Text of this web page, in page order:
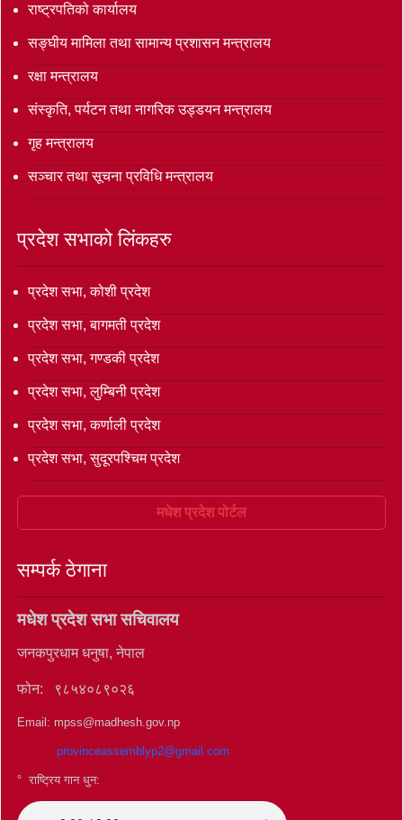
राष्ट्रपतिको कार्यालय
सङ्‍घीय मामिला तथा सामान्य प्रशासन मन्त्रालय
रक्षा मन्त्रालय
संस्कृति, पर्यटन तथा नागरिक उड्डयन मन्त्रालय
गृह मन्त्रालय
सञ्‍चार तथा सूचना प्रविधि मन्त्रालय
प्रदेश सभाको लिंकहरु
प्रदेश सभा, कोशी प्रदेश
प्रदेश सभा, बागमती प्रदेश
प्रदेश सभा, गण्डकी प्रदेश
प्रदेश सभा, लुम्बिनी प्रदेश
प्रदेश सभा, कर्णाली प्रदेश
प्रदेश सभा, सुदूरपश्चिम प्रदेश
मधेश प्रदेश पोर्टल
सम्पर्क ठेगाना
मधेश प्रदेश सभा सचिवालय
जनकपुरधाम धनुषा, नेपाल
फोन: ९८५४०८९०२६
Email: mpss@madhesh.gov.np
provinceassemblyp2@gmail.com
° राष्ट्रिय गान धुन: